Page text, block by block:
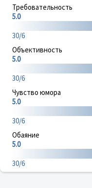
Требовательность
5.0
30/6
Объективность
5.0
30/6
Чувство юмора
5.0
30/6
Обаяние
5.0
30/6